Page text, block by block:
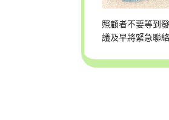
照顧者不要等到
議及早將緊急聯